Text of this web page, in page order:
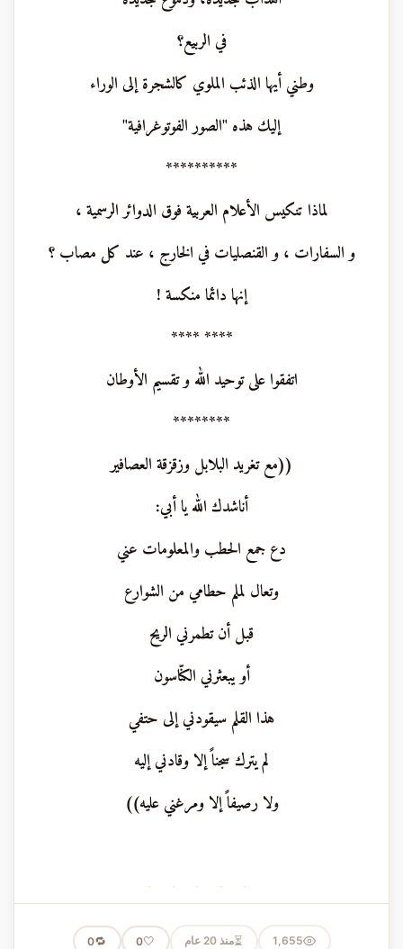
في الربيع؟
وطني أيها الذئب الملوي كالشجرة إلى الوراء
إليك هذه "الصور الفوتوغرافية"
**********
لماذا تنكيس الأعلام العربية فوق الدوائر الرسمية ،
و السفارات ، و القنصليات في الخارج ، عند كل مصاب ؟
إنها دائما منكسة !
**** ****
اتفقوا على توحيد الله و تقسيم الأوطان
********
((مع تغريد البلابل وزقزقة العصافير
أناشدك الله يا أبي:
دع جمع الحطب والمعلومات عني
وتعال لملم حطامي من الشوارع
قبل أن تطمرني الريح
أو يبعثرني الكنّاسون
هذا القلم سيقودني إلى حتفي
لم يترك سجناً إلا وقادني إليه
ولا رصيفاً إلا ومرغني عليه))
· · · · ·
1,655
⏳منذ 20 عام 🤍
0
🔁
0